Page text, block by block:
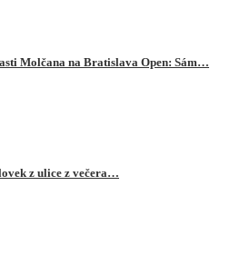
Molčana na Bratislava Open: Sám…
z ulice z večera…